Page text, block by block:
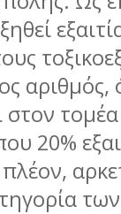
αριθμός,
20%